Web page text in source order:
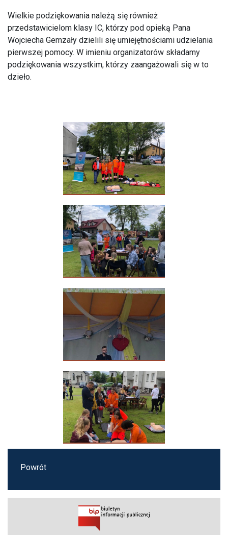
Wielkie podziękowania należą się również
przedstawicielom klasy IC, którzy pod opieką Pana
Wojciecha Gemzały dzielili się umiejętnościami udzielania
pierwszej pomocy. W imieniu organizatorów składamy
podziękowania wszystkim, którzy zaangażowali się w to
dzieło.
Powrót